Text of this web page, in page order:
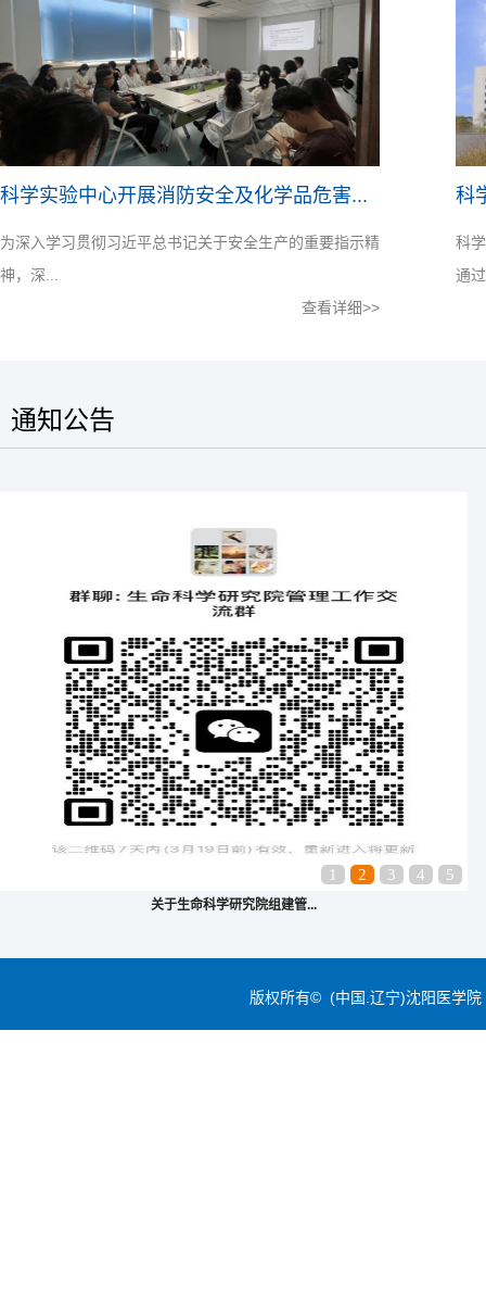
科学实验中心开展消防安全及化学品危害...
为深入学习贯彻习近平总书记关于安全生产的重要指示精
神，深...
查看详细>>
科
科
通
通知公告
1 2 3 4 5
关于生命科学研究院组建管...
版权所有© (中国.辽宁)沈阳医